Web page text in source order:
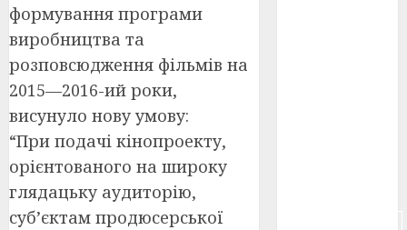
формування програми
виробництва та
розповсюдження фільмів на
2015—2016-ий роки,
висунуло нову умову:
“При подачі кінопроекту,
орієнтованого на широку
глядацьку аудиторію,
суб’єктам продюсерської